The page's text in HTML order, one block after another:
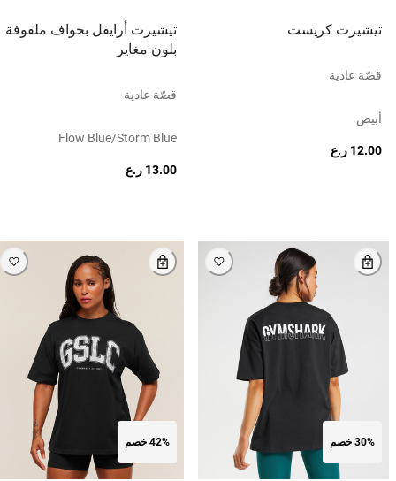
تيشيرت كريست
قصّة عادية
أبيض
12.00 ر.ع
تيشيرت أرايفل بحواف ملفوفة
بلون مغاير
قصّة عادية
Flow Blue/storm Blue
13.00 ر.ع
30% خصم 42% خصم